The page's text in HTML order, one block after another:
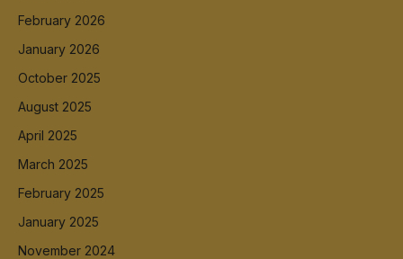
February 2026
January 2026
October 2025
August 2025
April 2025
March 2025
February 2025
January 2025
November 2024